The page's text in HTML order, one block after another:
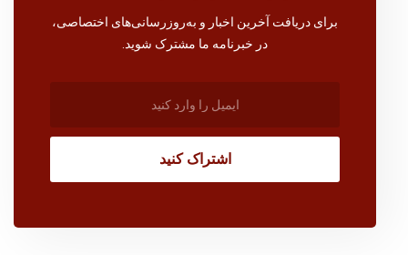
برای دریافت آخرین اخبار و به‌روزرسانی‌های اختصاصی،
در خبرنامه ما مشترک شوید.
اشتراک کنید